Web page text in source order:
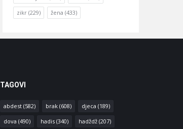
zikr (229) žena (433)
TAGOVI
abdest(582) brak(608) djeca (189)
dova (490) hadis(340) hadždž(207)